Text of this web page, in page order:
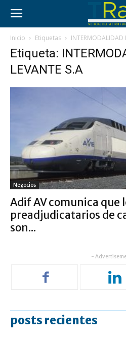
Inicio Etiquetas INTERMODALIDAD
Etiqueta:
LEVANTE S.A
Negocios
Adif AV comunica que
preadjudicatarios de
son...
-
posts recientes